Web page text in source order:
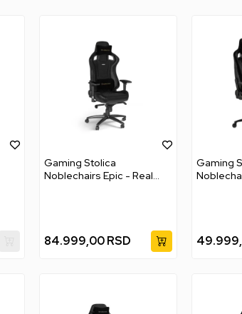
Gaming Stolica
Noblechairs Epic - Real
84.999,00 RSD
Gaming